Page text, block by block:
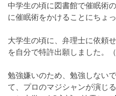
中学生の頃に図書館で催眠術
に催眠術をかけることにちょ
大学生の頃に、弁理士に依頼
を自分で特許出願しました。
勉強嫌いのため、勉強しない
て、プロのマジシャンが演じ